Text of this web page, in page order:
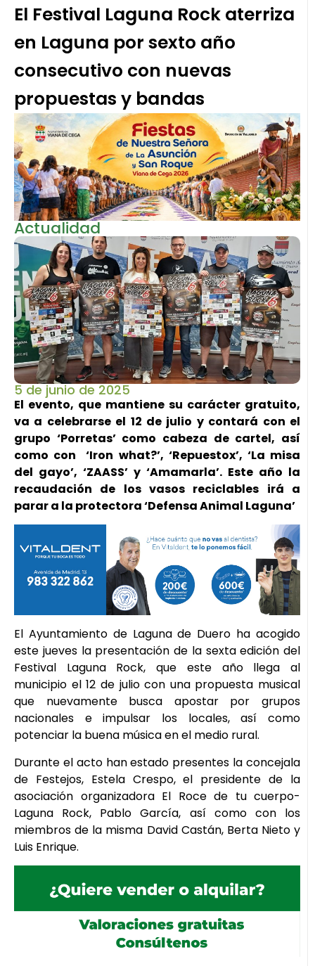
El Festival Laguna Rock aterriza
en Laguna por sexto año
consecutivo con nuevas
propuestas y bandas
Actualidad
5 de junio de 2025
El evento, que mantiene su carácter gratuito,
va a celebrarse el 12 de julio y contará con el
grupo ‘Porretas’ como cabeza de cartel, así
como con ‘Iron what?’, ‘Repuestox’, ‘La misa
del gayo’, ‘ZAASS’ y ‘Amamarla’. Este año la
recaudación de los vasos reciclables irá a
parar a la protectora ‘Defensa Animal Laguna’
El Ayuntamiento de Laguna de Duero ha acogido
este jueves la presentación de la sexta edición del
Festival Laguna Rock, que este año llega al
municipio el 12 de julio con una propuesta musical
que nuevamente busca apostar por grupos
nacionales e impulsar los locales, así como
potenciar la buena música en el medio rural.
Durante el acto han estado presentes la concejala
de Festejos, Estela Crespo, el presidente de la
asociación organizadora El Roce de tu cuerpo-
Laguna Rock, Pablo García, así como con los
miembros de la misma David Castán, Berta Nieto y
Luis Enrique.